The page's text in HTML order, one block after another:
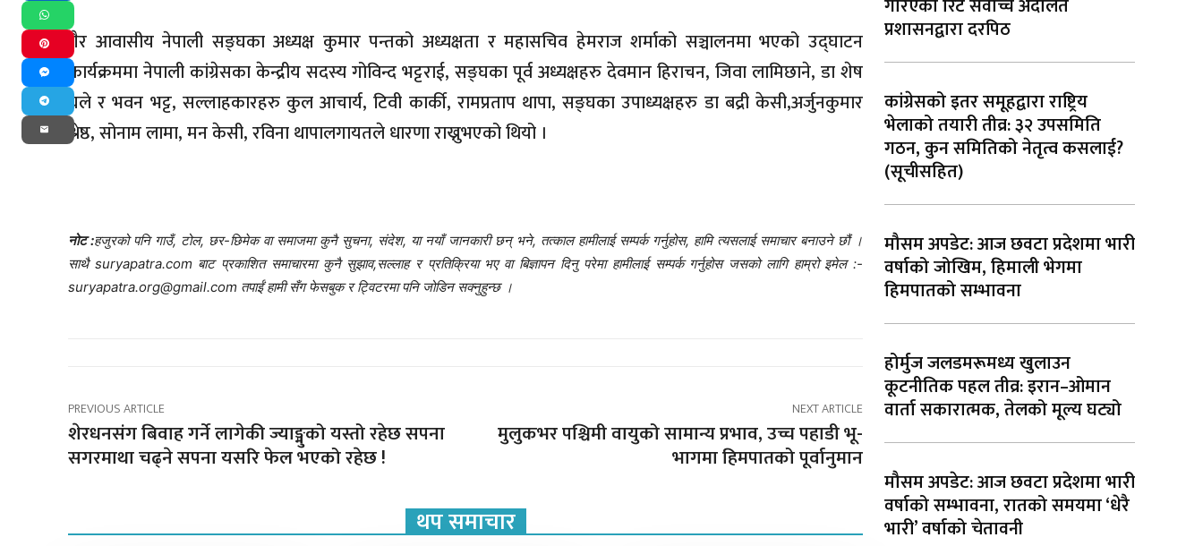
गैर आवासीय नेपाली सङ्घका अध्यक्ष कुमार पन्तको अध्यक्षता र महासचिव हेमराज शर्माको सञ्चालनमा भएको उद्घाटन
कार्यक्रममा नेपाली कांग्रेसका केन्द्रीय सदस्य गोविन्द भट्टराई, सङ्घका पूर्व अध्यक्षहरु देवमान हिराचन, जिवा लामिछाने, डा शेष
घले र भवन भट्ट, सल्लाहकारहरु कुल आचार्य, टिवी कार्की, रामप्रताप थापा, सङ्घका उपाध्यक्षहरु डा बद्री केसी,अर्जुनकुमार
श्रेष्ठ, सोनाम लामा, मन केसी, रविना थापालगायतले धारणा राख्नुभएको थियो ।
नोट :हजुरको पनि गाउँ, टोल, छर-छिमेक वा समाजमा कुनै सुचना, संदेश, या नयाँ जानकारी छन् भने, तत्काल हामीलाई सम्पर्क गर्नुहोस, हामि त्यसलाई समाचार बनाउने छौं ।
साथै suryapatra.com बाट प्रकाशित समाचारमा कुनै सुझाव,सल्लाह र प्रतिक्रिया भए वा बिज्ञापन दिनु परेमा हामीलाई सम्पर्क गर्नुहोस जसको लागि हाम्रो इमेल :-
suryapatra.org@gmail.com तपाईं हामी सँग फेसबुक र ट्विटरमा पनि जोडिन सक्नुहुन्छ ।
PREVIOUS ARTICLE
शेरधनसंग बिवाह गर्ने लागेकी ज्याङ्मुको यस्तो रहेछ सपना
सगरमाथा चढ्ने सपना यसरि फेल भएको रहेछ !
NEXT ARTICLE
मुलुकभर पश्चिमी वायुको सामान्य प्रभाव, उच्च पहाडी भू-
भागमा हिमपातको पूर्वानुमान
थप समाचार
गरिएको रिट सर्वोच्च अदालत
प्रशासनद्वारा दरपिठ
कांग्रेसको इतर समूहद्वारा राष्ट्रिय
भेलाको तयारी तीव्र: ३२ उपसमिति
गठन, कुन समितिको नेतृत्व कसलाई?
(सूचीसहित)
मौसम अपडेट: आज छवटा प्रदेशमा भारी
वर्षाको जोखिम, हिमाली भेगमा
हिमपातको सम्भावना
होर्मुज जलडमरूमध्य खुलाउन
कूटनीतिक पहल तीव्र: इरान–ओमान
वार्ता सकारात्मक, तेलको मूल्य घट्यो
मौसम अपडेट: आज छवटा प्रदेशमा भारी
वर्षाको सम्भावना, रातको समयमा ‘धेरै
भारी’ वर्षाको चेतावनी
WhatsApp
Pinterest
Messenger
Telegram
Email